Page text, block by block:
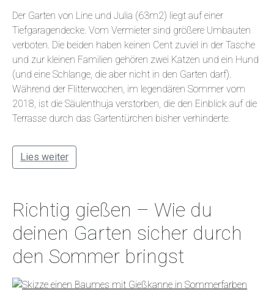
Der Garten von Line und Julia (63m2) liegt auf einer
Tiefgaragendecke. Vom Vermieter sind größere Umbauten
verboten. Die beiden haben keinen Cent zuviel in der Tasche
und zur kleinen Familien gehören zwei Katzen und ein Hund
(und eine Schlange, die aber nicht in den Garten darf).
Während der Flitterwochen, im legendären Sommer vom
2018, ist die Säulenthuja verstorben, die den Einblick auf die
Terrasse durch das Gartentürchen bisher verhinderte.
Lies weiter
Richtig gießen – Wie du
deinen Garten sicher durch
den Sommer bringst